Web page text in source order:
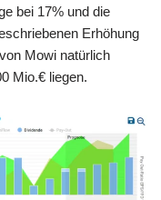
bei 17% und die
Erhöhung
Mowi natürlich
Mio.€ liegen.